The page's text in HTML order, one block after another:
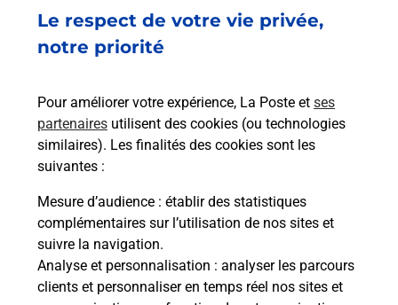
Le respect de votre vie privée,
notre priorité
Pour améliorer votre expérience, La Poste et ses
partenaires utilisent des cookies (ou technologies
similaires). Les finalités des cookies sont les
suivantes :
Mesure d’audience : établir des statistiques
complémentaires sur l’utilisation de nos sites et
suivre la navigation.
Analyse et personnalisation : analyser les parcours
clients et personnaliser en temps réel nos sites et
Services
En savoir plus